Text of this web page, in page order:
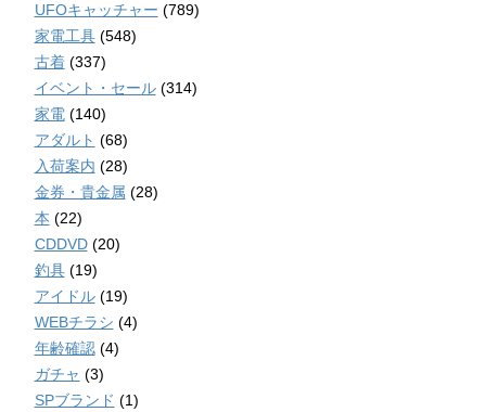
UFOキャッチャー (789)
家電工具(548)
古着(337)
イベント・セール(314)
家電(140)
アダルト (68)
入荷案内 (28)
金券・貴金属 (28)
本 (22)
CDDVD(20)
釣具(19)
アイドル(19)
WEBチラシ (4)
年齢確認(4)
ガチャ (3)
SPブランド (1)